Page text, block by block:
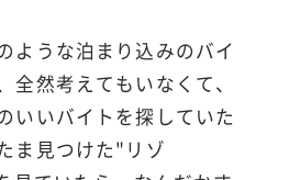
ような泊まり込みのバイ
全然考えてもいなくて、
いいバイトを探していた
ま見つけた"リゾ